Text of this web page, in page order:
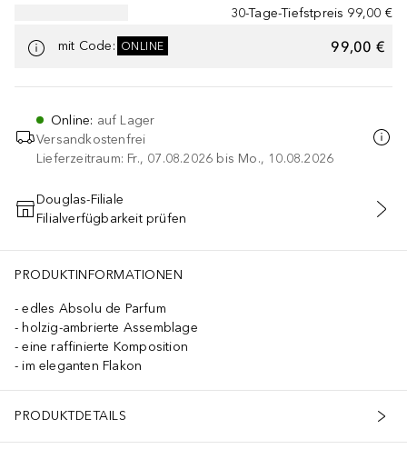
30-Tage-Tiefstpreis 99,00 €
mit Code: ONLINE 99,00 €
Online: auf Lager
Versandkostenfrei
Lieferzeitraum: Fr., 07.08.2026 bis Mo., 10.08.2026
MIT CODE IN DEN WARENKORB
Douglas-Filiale
Filialverfügbarkeit prüfen
PRODUKTINFORMATIONEN
edles Absolu de Parfum
holzig-ambrierte Assemblage
eine raffinierte Komposition
im eleganten Flakon
PRODUKTDETAILS